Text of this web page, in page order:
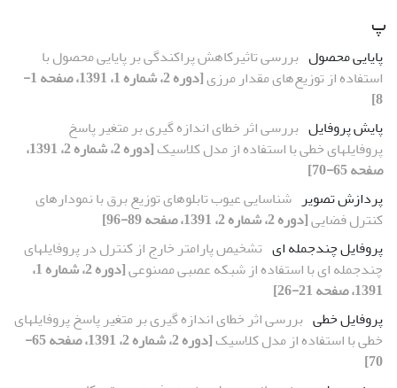
پ
پایایی محصول بررسی تاثیرکاهش پراکندگی بر پایایی محصول با
استفاده از توزیع‌‌‏های مقدار مرزی
[دوره 2، شماره 1، 1391، صفحه 1-
8]
پایش پروفایل بررسی اثر خطای اندازه گیری بر متغیر پاسخ
پروفایلهای خطی با استفاده از مدل کلاسیک
[دوره 2، شماره 2، 1391،
صفحه 65-70]
پردازش تصویر شناسایی عیوب تابلوهای توزیع برق با نمودارهای
کنترل فضایی[دوره 2، شماره 2، 1391، صفحه 89-96]
پروفایل چندجمله ای تشخیص پارامتر خارج از کنترل در پروفایلهای
چندجمله ای با استفاده از شبکه عصبی مصنوعی
[دوره 2، شماره 1،
1391، صفحه 21-26]
پروفایل خطی بررسی اثر خطای اندازه گیری بر متغیر پاسخ پروفایلهای
خطی با استفاده از مدل کلاسیک
[دوره 2، شماره 2، 1391، صفحه 65-
70]